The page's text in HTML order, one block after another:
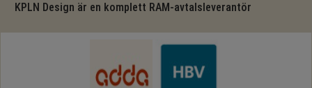
KPLN Design är en komplett RAM-avtalsleverantör